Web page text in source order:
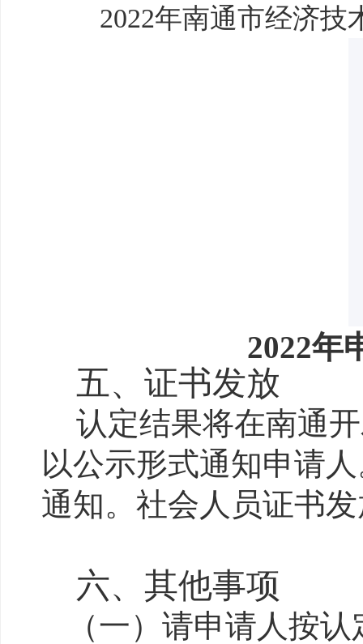
2022年南通市经济技
2022年
五、证书发放
认定结果将在南通
以公示形式通知申请
通知。社会人员证书
六、其他事项
（一）请申请人按